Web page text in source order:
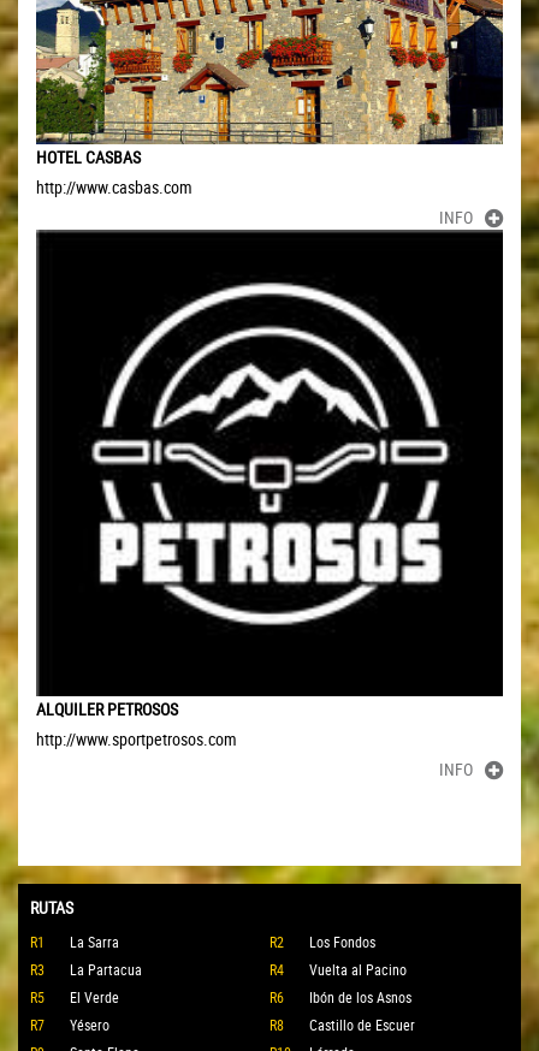
HOTEL CASBAS
http://www.casbas.com
INFO
ALQUILER PETROSOS
http://www.sportpetrosos.com
INFO
RUTAS
R1 La Sarra R2
Los Fondos
R3
La Partacua R4
Vuelta al Pacino
R5
El Verde R6
Ibón de los Asnos
R7
Yésero R8
Castillo de Escuer